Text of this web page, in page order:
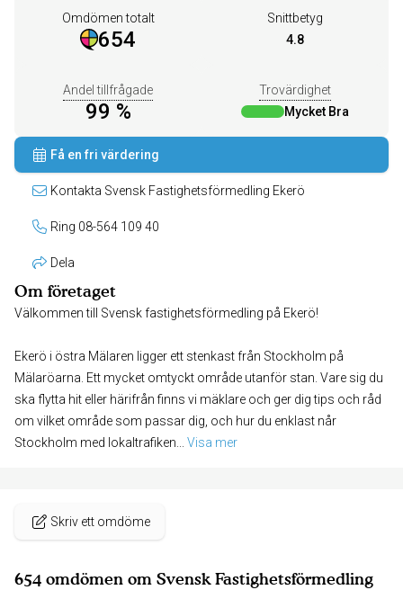
Omdömen totalt
654
Snittbetyg
4.8
Andel tillfrågade
99 %
Trovärdighet
Mycket Bra
Få en fri värdering
Kontakta Svensk Fastighetsförmedling Ekerö
Ring 08-564 109 40
Dela
Om företaget
Välkommen till Svensk fastighetsförmedling på Ekerö!
Ekerö i östra Mälaren ligger ett stenkast från Stockholm på
Mälaröarna. Ett mycket omtyckt område utanför stan. Vare sig du
ska flytta hit eller härifrån finns vi mäklare och ger dig tips och råd
om vilket område som passar dig, och hur du enklast når
Stockholm med lokaltrafiken
Visa mer
Skriv ett omdöme
654 omdömen om Svensk Fastighetsförmedling